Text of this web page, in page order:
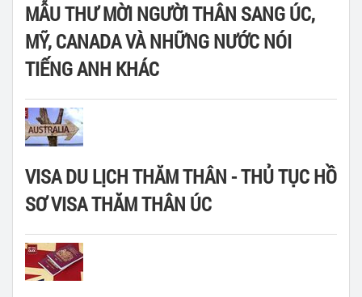
MẪU THƯ MỜI NGƯỜI THÂN SANG ÚC,
MỸ, CANADA VÀ NHỮNG NƯỚC NÓI
TIẾNG ANH KHÁC
VISA DU LỊCH THĂM THÂN - THỦ TỤC HỒ
SƠ VISA THĂM THÂN ÚC